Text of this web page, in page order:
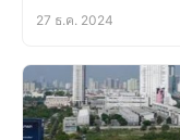
27 ธ.ค. 2024